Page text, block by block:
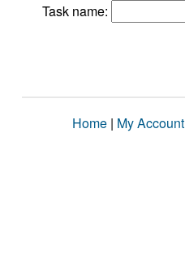
Task name:
Home | My Account